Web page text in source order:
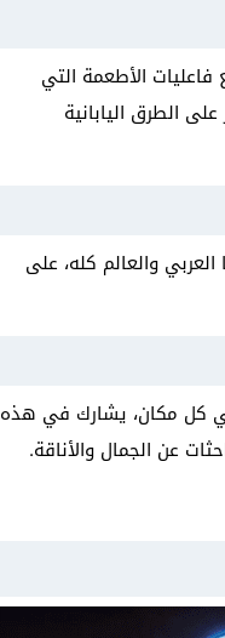
الأطعمة التي
الطرق اليابانية
والعالم كله، على
في كل مكان، يشارك في هذه
عن الجمال والأناقة.